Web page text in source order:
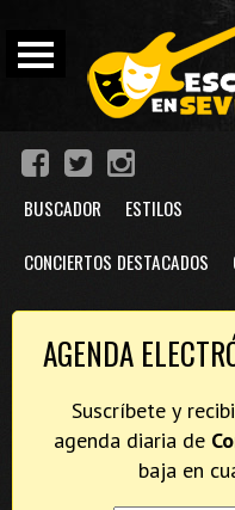
BUSCADOR ESTILOS
CONCIERTOS DESTACADOS
AGENDA
Suscríbete y
agenda diaria de
baja en